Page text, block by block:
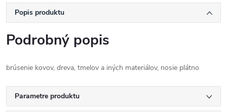
Popis produktu
Podrobný popis
brúsenie kovov, dreva, tmelov a iných materiálov, nosie plátno
Parametre produktu